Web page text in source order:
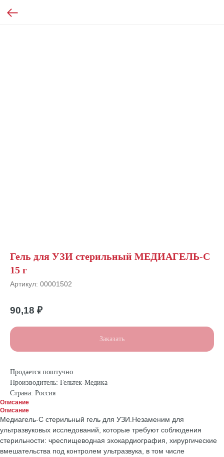
Гель для УЗИ стерильный МЕДИАГЕЛЬ-С
15 г
Артикул: 00001502
90,18 ₽
Заказать
Продается поштучно
Производитель: Гельтек-Медика
Страна: Россия
Описание
Описание
Медиагель-С стерильный гель для УЗИ.Незаменим для
ультразвуковых исследований, которые требуют соблюдения
стерильности: чреспищеводная эхокардиография, хирургические
вмешательства под контролем ультразвука, в том числе